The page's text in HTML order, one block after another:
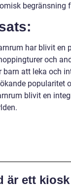
begränsning
har blivit en
och
barn att leka och
popularitet
blivit en
är ett